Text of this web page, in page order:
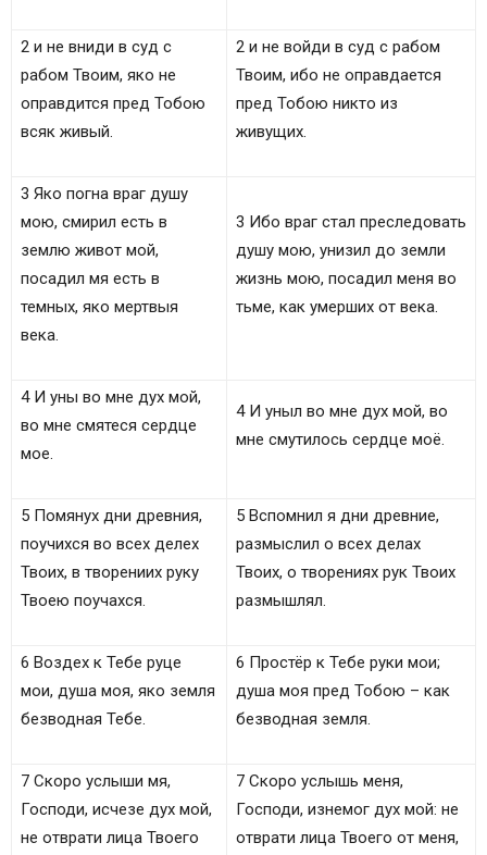
2 и не вниди в суд с
рабом Твоим, яко не
оправдится пред Тобою
всяк живый.
2 и не войди в суд с рабом
Твоим, ибо не оправдается
пред Тобою никто из
живущих.
3 Яко погна враг душу
мою, смирил есть в
землю живот мой,
посадил мя есть в
темных, яко мертвыя
века.
3 Ибо враг стал преследовать
душу мою, унизил до земли
жизнь мою, посадил меня во
тьме, как умерших от века.
4 И уны во мне дух мой,
во мне смятеся сердце
мое.
4 И уныл во мне дух мой, во
мне смутилось сердце моё.
5 Помянух дни древния,
поучихся во всех делех
Твоих, в творениих руку
Твоею поучахся.
5 Вспомнил я дни древние,
размыслил о всех делах
Твоих, о творениях рук Твоих
размышлял.
6 Воздех к Тебе руце
мои, душа моя, яко земля
безводная Тебе.
6 Простёр к Тебе руки мои;
душа моя пред Тобою – как
безводная земля.
7 Скоро услыши мя,
Господи, исчезе дух мой,
не отврати лица Твоего
7 Скоро услышь меня,
Господи, изнемог дух мой: не
отврати лица Твоего от меня,